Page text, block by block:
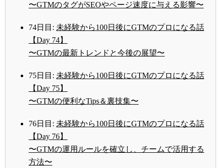
〜GTMのタグがSEOやページ速度に与える影響〜
74日目: 未経験から100日後にGTMのプロになる話
【Day 74】
〜GTMの最新トレンドと今後の展望〜
75日目: 未経験から100日後にGTMのプロになる話
【Day 75】
〜GTMの便利なTips＆裏技集〜
76日目: 未経験から100日後にGTMのプロになる話
【Day 76】
〜GTMの運用ルールを確立し、チームで活用する
方法〜